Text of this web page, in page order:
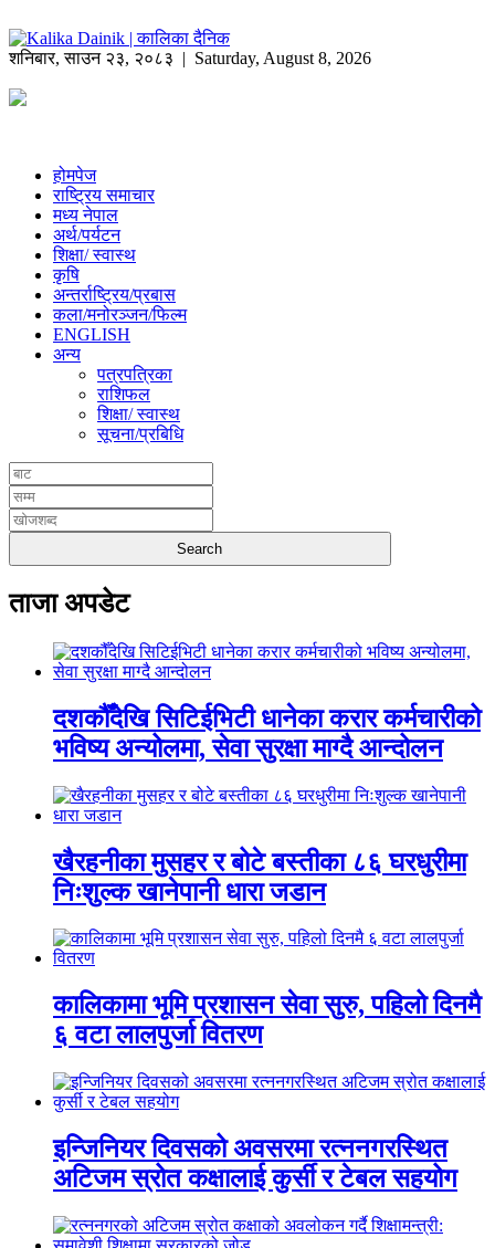
शनिबार,साउन २३, २०८३ | Saturday, August 8, 2026
होमपेज
राष्ट्रिय समाचार
मध्य नेपाल
अर्थ/पर्यटन
शिक्षा/ स्वास्थ
कृषि
अन्तर्राष्ट्रिय/प्रबास
कला/मनोरञ्जन/फिल्म
ENGLISH
अन्य
पत्रपत्रिका
राशिफल
शिक्षा/ स्वास्थ
सूचना/प्रबिधि
ताजा अपडेट
दशकौँदेखि सिटिईभिटी धानेका करार कर्मचारीको
भविष्य अन्योलमा, सेवा सुरक्षा माग्दै आन्दोलन
खैरहनीका मुसहर र बोटे बस्तीका ८६ घरधुरीमा
निःशुल्क खानेपानी धारा जडान
कालिकामा भूमि प्रशासन सेवा सुरु, पहिलो दिनमै
६ वटा लालपुर्जा वितरण
इन्जिनियर दिवसको अवसरमा रत्ननगरस्थित
अटिजम स्रोत कक्षालाई कुर्सी र टेबल सहयोग